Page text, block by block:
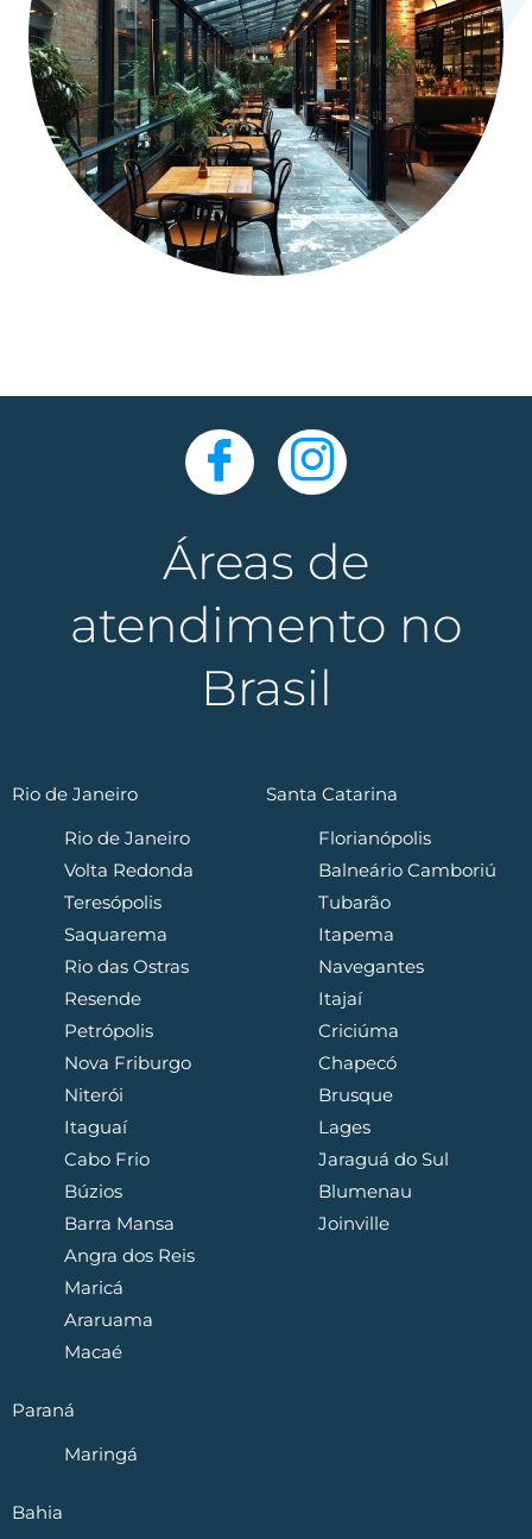
Áreas de
atendimento no
Brasil
Rio de Janeiro
Rio de Janeiro
Volta Redonda
Teresópolis
Saquarema
Rio das Ostras
Resende
Petrópolis
Nova Friburgo
Niterói
Itaguaí
Cabo Frio
Búzios
Barra Mansa
Angra dos Reis
Maricá
Araruama
Macaé
Santa Catarina
Florianópolis
Balneário Camboriú
Tubarão
Itapema
Navegantes
Itajaí
Criciúma
Chapecó
Brusque
Lages
Jaraguá do Sul
Blumenau
Joinville
Paraná
Maringá
Bahia